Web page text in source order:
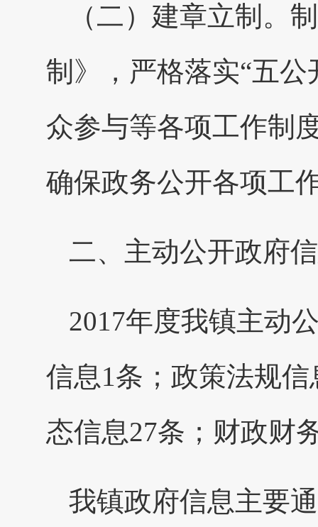
（二）建章立制。
制》，严格落实“五
众参与等各项工作制
确保政务公开各项工
二、主动公开政府
2017年度我镇主动
信息1条；政策法规
态信息27条；财政财
我镇政府信息主要